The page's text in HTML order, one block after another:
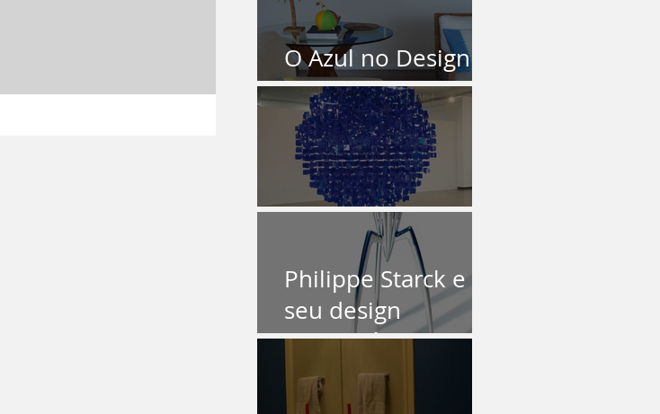
O Azul no Design
de Interiores
O Azul
Philippe Starck e
seu design
democrático